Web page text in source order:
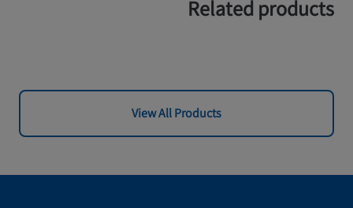
Related products
View All Products